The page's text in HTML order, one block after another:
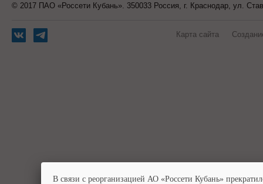
© 2017 ПАО «Россети Кубань». 350033 Россия, г. Краснодар, ул.
Карта сайта
В связи с реорганизацией АО «Россети Кубань»